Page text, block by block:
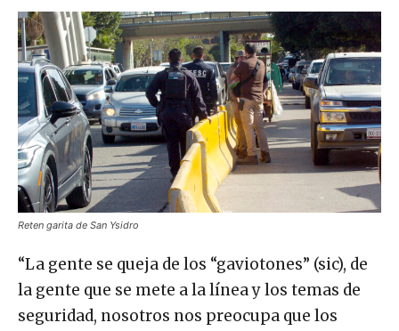
Reten garita de San Ysidro
“La gente se queja de los “gaviotones” (sic), de
la gente que se mete a la línea y los temas de
seguridad, nosotros nos preocupa que los